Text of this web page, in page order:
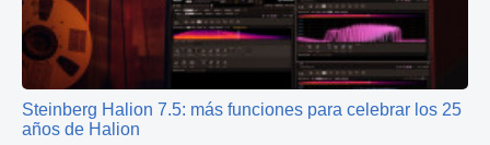
Steinberg Halion 7.5: más funciones para celebrar los 25
años de Halion